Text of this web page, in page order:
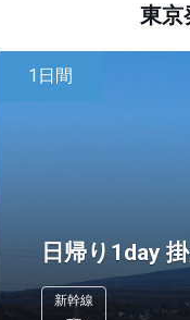
東京
1日間
日帰り1day
新幹線